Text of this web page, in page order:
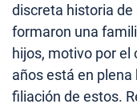
discreta historia de
formaron una
hijos, motivo por el
años está en
filiación de estos.